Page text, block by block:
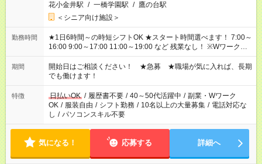
花小金井駅 / 一橋学園駅 / 鷹の台駅
＜シニア向け施設＞
勤務時間
★1日6時間～の時短シフトOK ★スタート時間選べます！ 7:00～
16:00 9:00～17:00 11:00～19:00 など 残業なし！ ※Wワークの
場合、他のお仕事と合わせ週40時間超の就業はご案内できませ
ん ※法令に基づき、週20時間以上勤務は社会保険への加入対象
となります ※労働者派遣法（日雇い派遣の原則禁止）により、
短時間・短期間の就業はご案内が難しい場合があります
期間
開始日はご相談ください！ ★急募 ★職場が気に入れば、長期
でも働けます！
特徴 日払いOK / 履歴書不要 / 40～50代活躍中 / 副業・Wワーク
OK / 服装自由 / シフト勤務 / 10名以上の大量募集 / 電話対応な
し / パソコンスキル不要
気になる！ 応募する 詳細へ